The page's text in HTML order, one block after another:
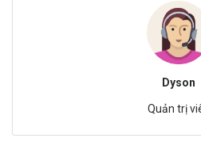
Dyson
Quản trị